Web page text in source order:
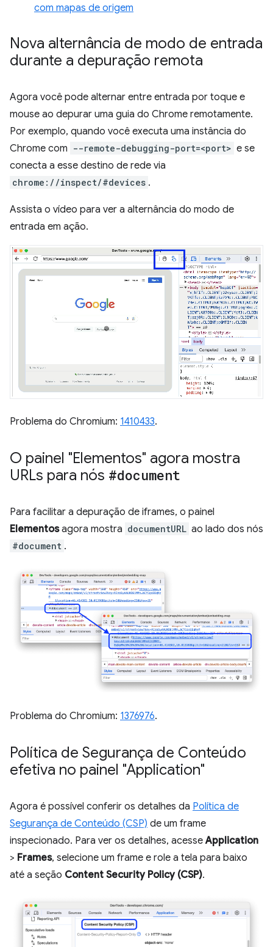
com mapas de origem
Nova alternância de modo de entrada
durante a depuração remota
Agora você pode alternar entre entrada por toque e
mouse ao depurar uma guia do Chrome remotamente.
Por exemplo, quando você executa uma instância do
Chrome com --remote-debugging-port=<port> e se
conecta a esse destino de rede via
chrome://inspect/#devices .
Assista o vídeo para ver a alternância do modo de
entrada em ação.
Problema do Chromium: 1410433.
O painel "Elementos" agora mostra
URLs para nós #document
Para facilitar a depuração de iframes, o painel
Elementosagora mostra documentURL ao lado dos nós
#document .
Problema do Chromium: 1376976.
Política de Segurança de Conteúdo
efetiva no painel "Application"
Agora é possível conferir os detalhes da Política de
Segurança de Conteúdo (CSP) de um frame
inspecionado. Para ver os detalhes, acesseApplication
> Frames, selecione um frame e role a tela para baixo
até a seção Content Security Policy (CSP).